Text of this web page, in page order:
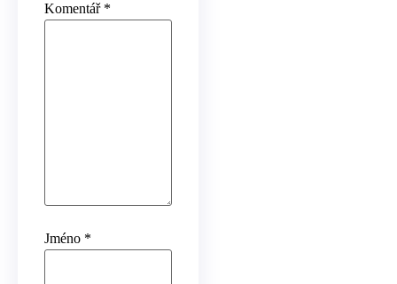
Komentář *
Jméno *